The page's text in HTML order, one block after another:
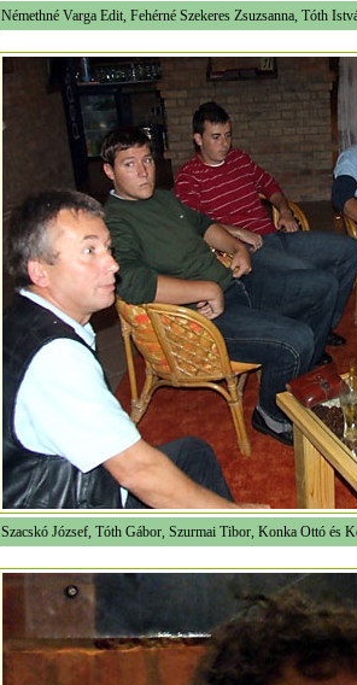
Némethné Varga Edit, Fehérné Szekeres Zsuzsanna, Tóth
Szacskó József, Tóth Gábor, Szurmai Tibor, Konka Ottó és